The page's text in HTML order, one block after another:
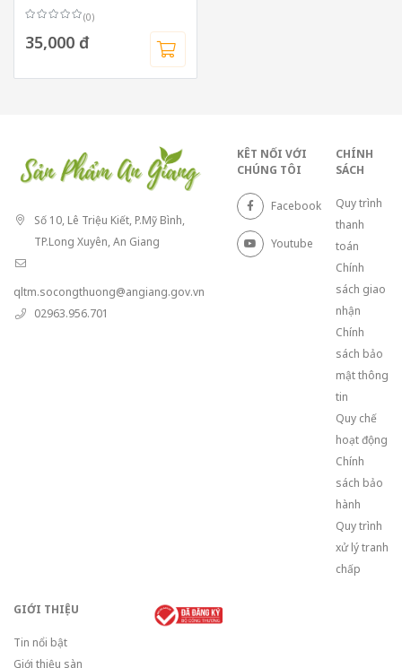
(0)
35,000 đ
Số 10, Lê Triệu Kiết, P.Mỹ Bình,
TP.Long Xuyên, An Giang
qltm.socongthuong@angiang.gov.vn
02963.956.701
KÊT NỐI VỚI
CHÚNG TÔI
Facebook
Youtube
CHÍNH
SÁCH
Quy trình
thanh
toán
Chính
sách giao
nhận
Chính
sách bảo
mật thông
tin
Quy chế
hoạt động
Chính
sách bảo
hành
Quy trình
xử lý tranh
chấp
GIỚI THIỆU
Tin nổi bật
Giới thiệu sàn